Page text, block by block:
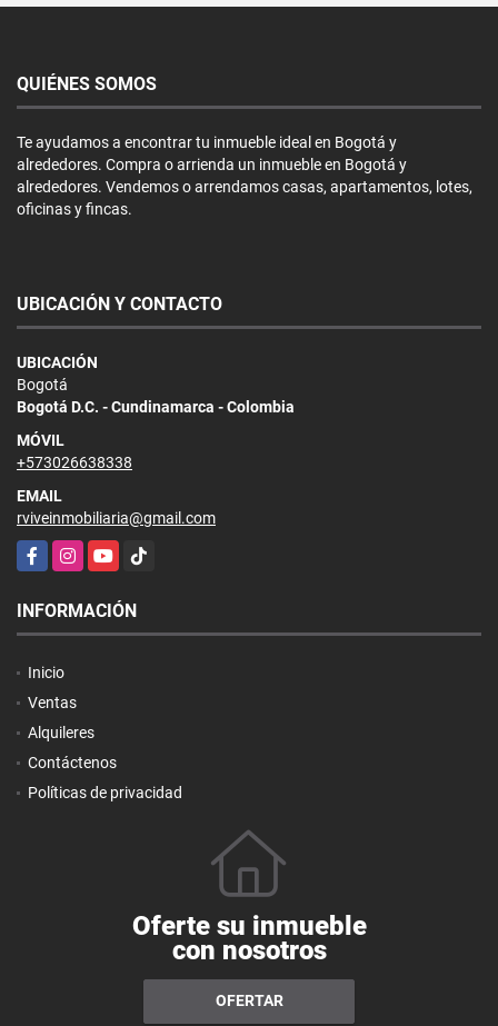
QUIÉNES SOMOS
Te ayudamos a encontrar tu inmueble ideal en Bogotá y
alrededores. Compra o arrienda un inmueble en Bogotá y
alrededores. Vendemos o arrendamos casas, apartamentos, lotes,
oficinas y fincas.
UBICACIÓN Y CONTACTO
UBICACIÓN
Bogotá
Bogotá D.C. - Cundinamarca - Colombia
MÓVIL
+573026638338
EMAIL
rviveinmobiliaria@gmail.com
FacebookInstagramYouTubeTikTok
INFORMACIÓN
Inicio
Ventas
Alquileres
Contáctenos
Políticas de privacidad
Oferte su inmueble
con nosotros
OFERTAR